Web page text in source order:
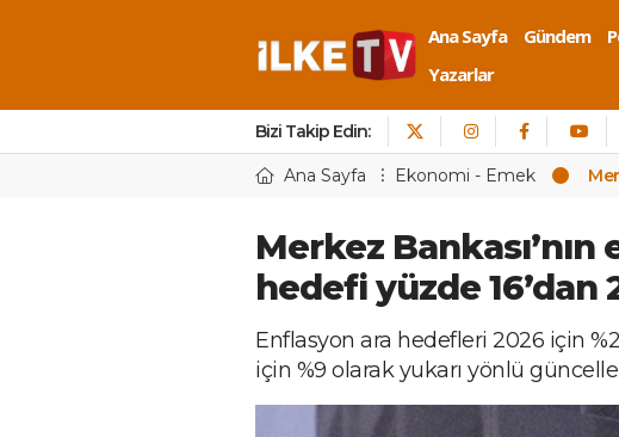
Ana Sayfa Gündem
Yazarlar
Bizi Takip Edin:
Ana Sayfa Ekonomi - Emek
Merkez
hedefi yüzde 16’dan
Enflasyon ara hedefleri 2026 için
için %9 olarak yukarı yönlü